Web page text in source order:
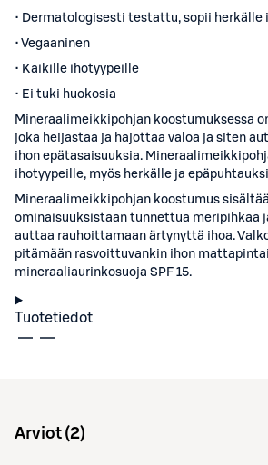
• Dermatologisesti testattu, sopii herkälle
• Vegaaninen
• Kaikille ihotyypeille
• Ei tuki huokosia
Mineraalimeikkipohjan koostumuksessa
joka heijastaa ja hajottaa valoa ja siten
ihon epätasaisuuksia.
ihotyypeille, myös herkälle ja
Mineraalimeikkipohjan koostumus
ominaisuuksistaan tunnettua meripihkaa
auttaa rauhoittamaan ärtynyttä ihoa.
pitämään rasvoittuvankin ihon
mineraaliaurinkosuoja SPF 15.
Tuotetiedot
Arviot (2)